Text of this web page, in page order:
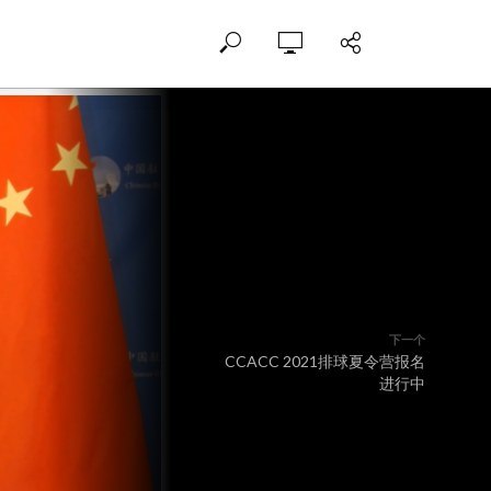
下一个
CCACC 2021排球夏令营报名
进行中